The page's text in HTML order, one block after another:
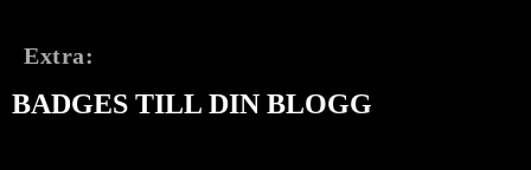
Extra:
BADGES TILL DIN BLOGG